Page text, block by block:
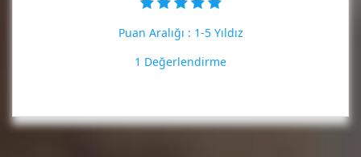
Puan Aralığı : 1-5 Yıldız
1 Değerlendirme